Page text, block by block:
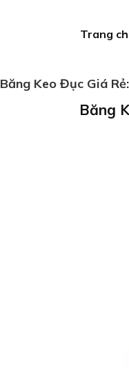
Trang
Băng Keo Đục Giá
Băng